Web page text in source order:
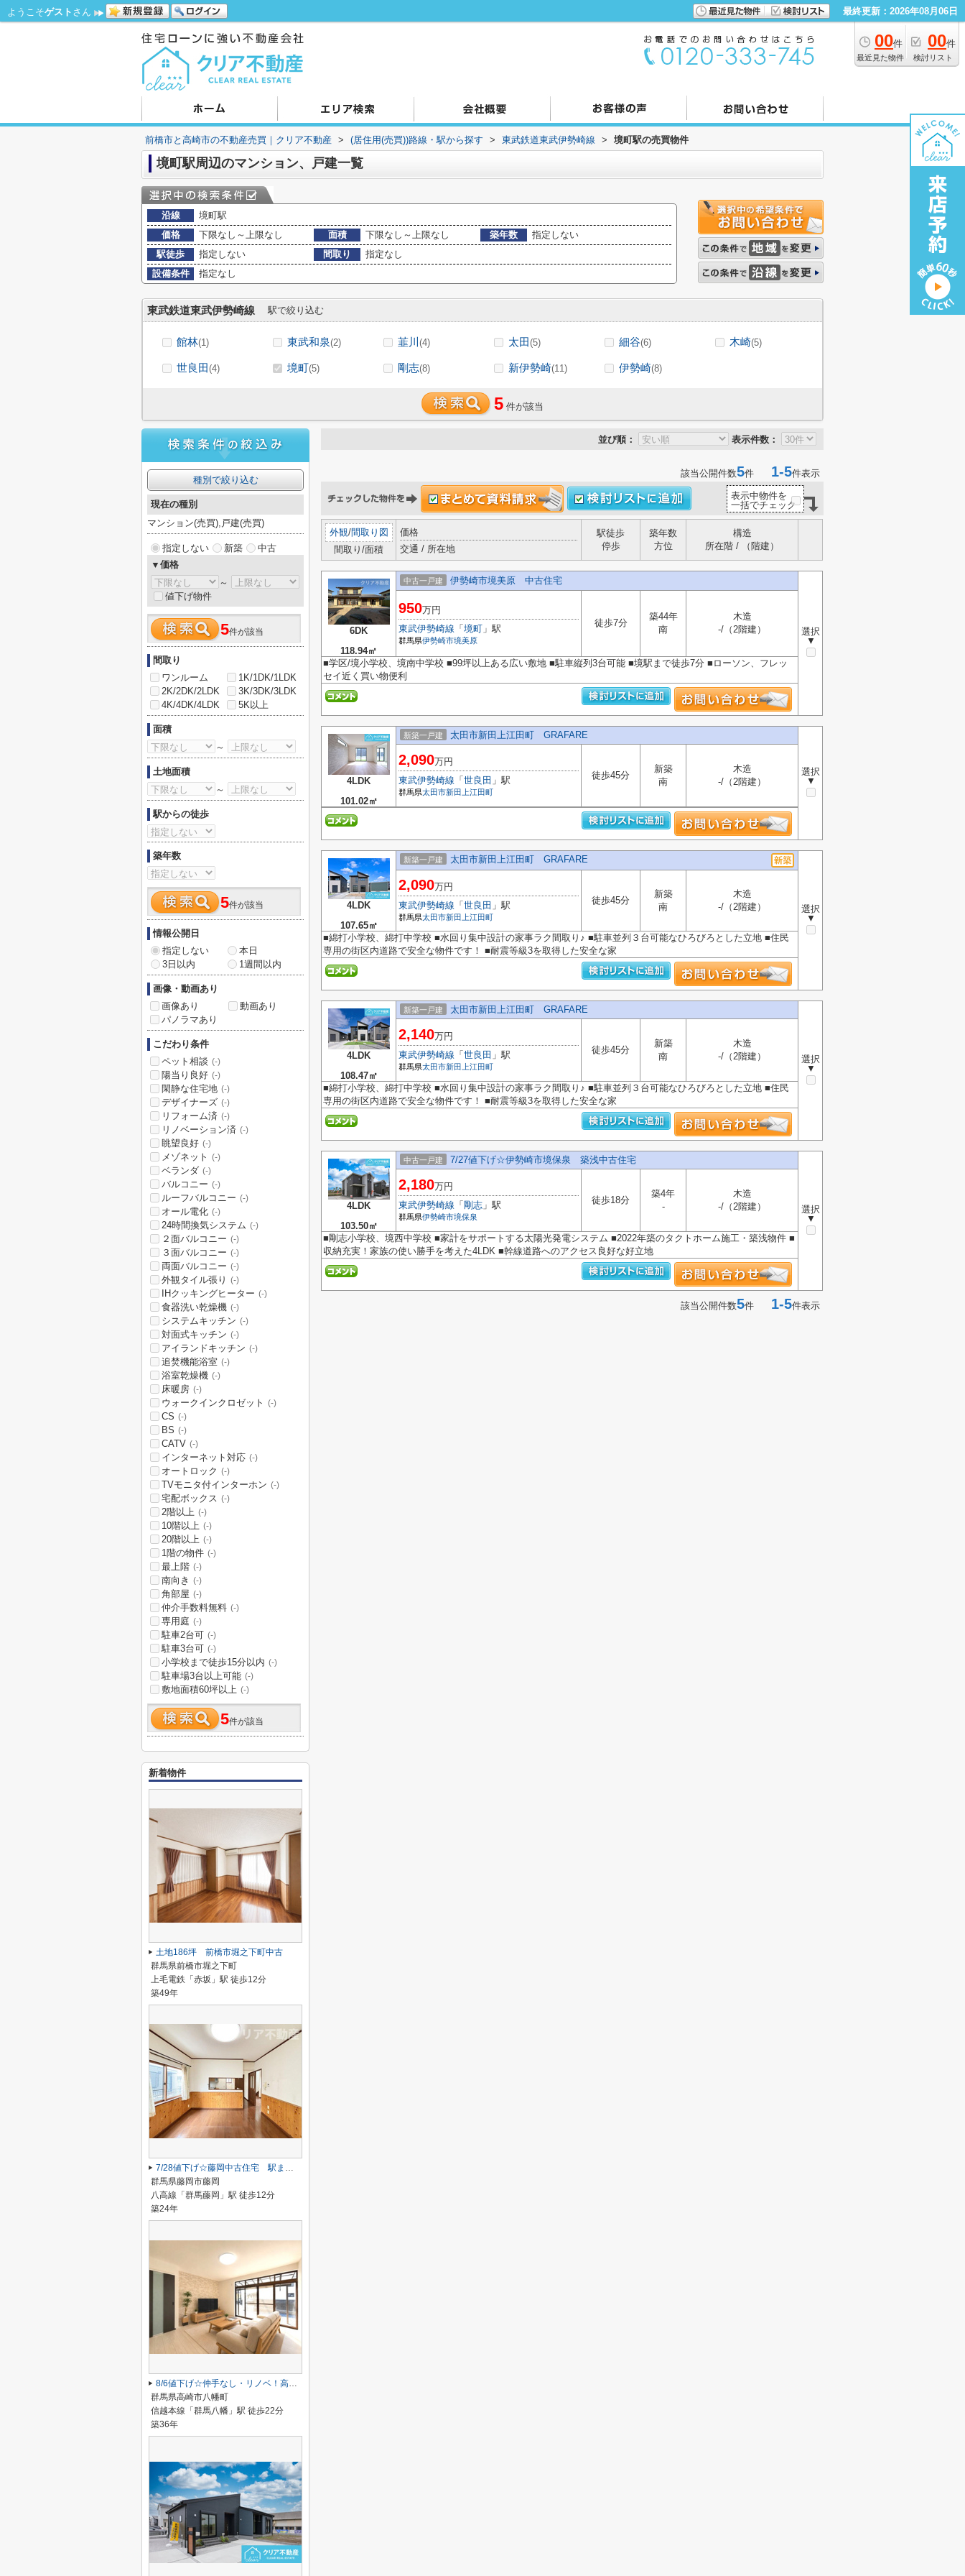
ようこそゲスト さん 最終更新：2026年08月06日
00件
最近見た物件
00件
検討リスト
前橋市と高崎市の不動産売買｜クリア不動産 > (居住用(売買))路線・駅から探す > 東武鉄道東武伊勢崎線 > 境町駅の売買物件
境町駅周辺のマンション、戸建一覧
沿線
境町駅
価格
下限なし～上限なし 面積 下限なし～上限なし 築年数
指定しない
駅徒歩
指定しない 間取り
指定なし
設備条件
指定なし
東武鉄道東武伊勢崎線 駅で絞り込む
館林(1) 東武和泉(2) 韮川 (4) 太田(5) 細谷(6) 木崎(5)
世良田(4) 境町(5) 剛志(8) 新伊勢崎(11) 伊勢崎(8)
5 件が該当
並び順： 表示件数：
該当公開件数5件 1-5件表示
表示中物件を
一括でチェック
外観/間取り図
間取り/面積
価格
交通 / 所在地
駅徒歩
停歩
築年数
方位
構造
所在階 / （階建）
6DK
118.94㎡
中古一戸建 伊勢崎市境美原 中古住宅
選択
▼
950万円
東武伊勢崎線 「 境町 」駅
群馬県伊勢崎市境美原
徒歩7分
築44年
南
木造
-/（2階建）
■学区/境小学校、境南中学校 ■99坪以上ある広い敷地 ■駐車縦列3台可能 ■境駅まで徒歩7分 ■ローソン、フレッ
セイ近く買い物便利
4LDK
101.02㎡
新築一戸建 太田市新田上江田町 GRAFARE
選択
▼
2,090万円
東武伊勢崎線 「 世良田 」駅
群馬県太田市新田上江田町
徒歩45分
新築
南
木造
-/（2階建）
4LDK
107.65㎡
新築一戸建 太田市新田上江田町 GRAFARE
選択
▼
2,090万円
東武伊勢崎線 「 世良田 」駅
群馬県太田市新田上江田町
徒歩45分
新築
南
木造
-/（2階建）
■綿打小学校、綿打中学校 ■水回り集中設計の家事ラク間取り♪ ■駐車並列３台可能なひろびろとした立地 ■住民
専用の街区内道路で安全な物件です！ ■耐震等級3を取得した安全な家
4LDK
108.47㎡
新築一戸建 太田市新田上江田町 GRAFARE
選択
▼
2,140万円
東武伊勢崎線 「 世良田 」駅
群馬県太田市新田上江田町
徒歩45分
新築
南
木造
-/（2階建）
■綿打小学校、綿打中学校 ■水回り集中設計の家事ラク間取り♪ ■駐車並列３台可能なひろびろとした立地 ■住民
専用の街区内道路で安全な物件です！ ■耐震等級3を取得した安全な家
4LDK
103.50㎡
中古一戸建 7/27値下げ☆伊勢崎市境保泉 築浅中古住宅
選択
▼
2,180万円
東武伊勢崎線 「 剛志 」駅
群馬県伊勢崎市境保泉
徒歩18分
築4年
-
木造
-/（2階建）
■剛志小学校、境西中学校 ■家計をサポートする太陽光発電システム ■2022年築のタクトホーム施工・築浅物件 ■
収納充実！家族の使い勝手を考えた4LDK ■幹線道路へのアクセス良好な好立地
該当公開件数5件 1-5件表示
種別で絞り込む
現在の種別
マンション(売買),戸建(売買)
指定しない 新築
中古
▼価格
～
値下げ物件
5件が該当
間取り
ワンルーム
1K/1DK/1LDK
2K/2DK/2LDK
3K/3DK/3LDK
4K/4DK/4LDK
5K以上
面積
～
土地面積
～
駅からの徒歩
築年数
5件が該当
情報公開日
指定しない
本日
3日以内
1週間以内
画像・動画あり
画像あり
動画あり
パノラマあり
こだわり条件
ペット相談 (-)
陽当り良好 (-)
閑静な住宅地 (-)
デザイナーズ (-)
リフォーム済 (-)
リノベーション済 (-)
眺望良好 (-)
メゾネット (-)
ベランダ (-)
バルコニー (-)
ルーフバルコニー (-)
オール電化 (-)
24時間換気システム (-)
２面バルコニー (-)
３面バルコニー (-)
両面バルコニー (-)
外観タイル張り (-)
IHクッキングヒーター (-)
食器洗い乾燥機 (-)
システムキッチン (-)
対面式キッチン (-)
アイランドキッチン (-)
追焚機能浴室 (-)
浴室乾燥機 (-)
床暖房 (-)
ウォークインクロゼット (-)
CS (-)
BS (-)
CATV (-)
インターネット対応 (-)
オートロック (-)
TVモニタ付インターホン (-)
宅配ボックス (-)
2階以上 (-)
10階以上 (-)
20階以上 (-)
1階の物件 (-)
最上階 (-)
南向き (-)
角部屋 (-)
仲介手数料無料 (-)
専用庭 (-)
駐車2台可 (-)
駐車3台可 (-)
小学校まで徒歩15分以内 (-)
駐車場3台以上可能 (-)
敷地面積60坪以上 (-)
5件が該当
新着物件
土地186坪 前橋市堀之下町中古
群馬県前橋市堀之下町
上毛電鉄「赤坂」駅 徒歩12分
築49年
7/28値下げ☆藤岡中古住宅 駅まで12分、駐車2台！
群馬県藤岡市藤岡
八高線「群馬藤岡」駅 徒歩12分
築24年
8/6値下げ☆仲手なし・リノベ！高崎市八幡町平屋
群馬県高崎市八幡町
信越本線「群馬八幡」駅 徒歩22分
築36年